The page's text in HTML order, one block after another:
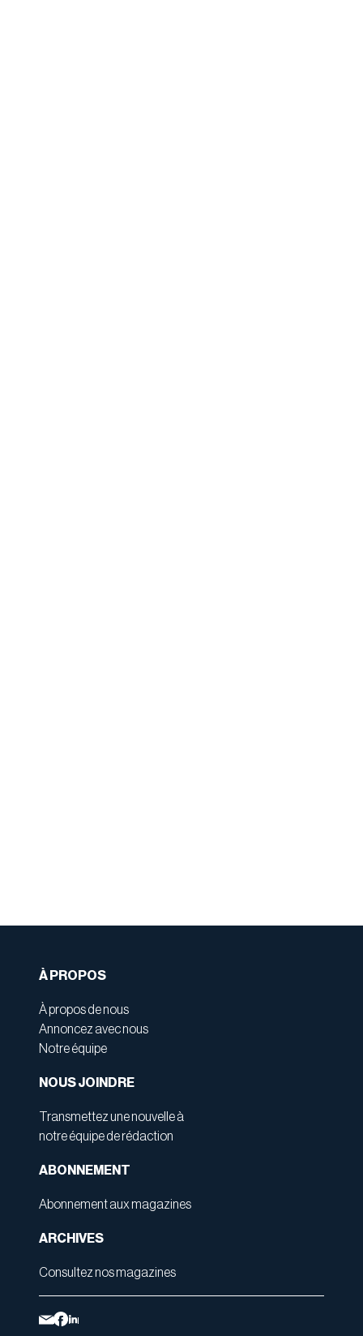
À PROPOS
À propos de nous
Annoncez avec nous
Notre équipe
NOUS JOINDRE
Transmettez une nouvelle à
notre équipe de rédaction
ABONNEMENT
Abonnement aux magazines
ARCHIVES
Consultez nos magazines